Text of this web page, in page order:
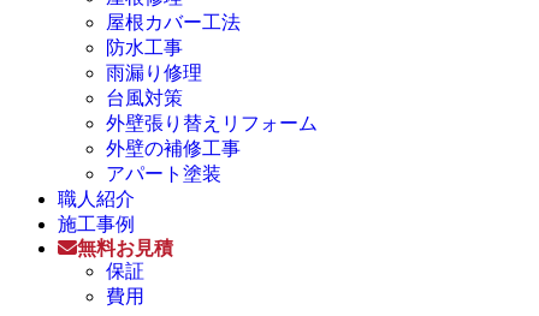
屋根カバー工法
防水工事
雨漏り修理
台風対策
外壁張り替えリフォーム
外壁の補修工事
アパート塗装
職人紹介
施工事例
無料お見積
保証
費用